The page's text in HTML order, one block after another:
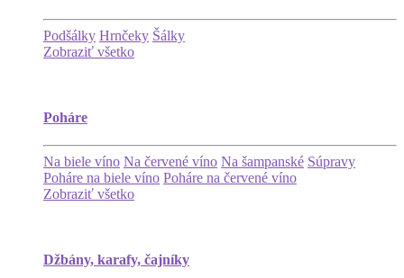
Podšálky Hrnčeky Šálky
Zobraziť všetko
Poháre
Na biele víno Na červené víno Na šampanské Súpravy
Poháre na biele víno Poháre na červené víno
Zobraziť všetko
Džbány, karafy, čajníky